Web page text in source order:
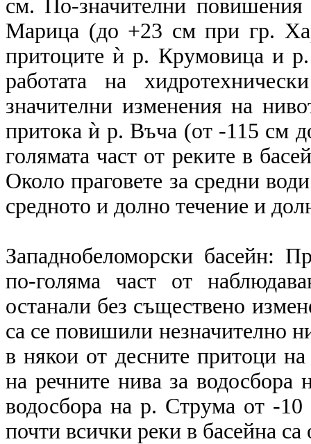
см. По-значителни
Марица (до +23 см при гр.
притоците ѝ р. Крумовица и
работата на
значителни изменения на
притока ѝ р. Въча (от -115 см
гoлямата част от реките в
Около праговете за средни
средното и долно течение и
Западнобеломорски басейн:
по-голяма част от
останали без съществено
са се повишили незначително
в някои от десните притоци
на речните нива за
водосбора на р. Струма от -
почти всички реки в басейна